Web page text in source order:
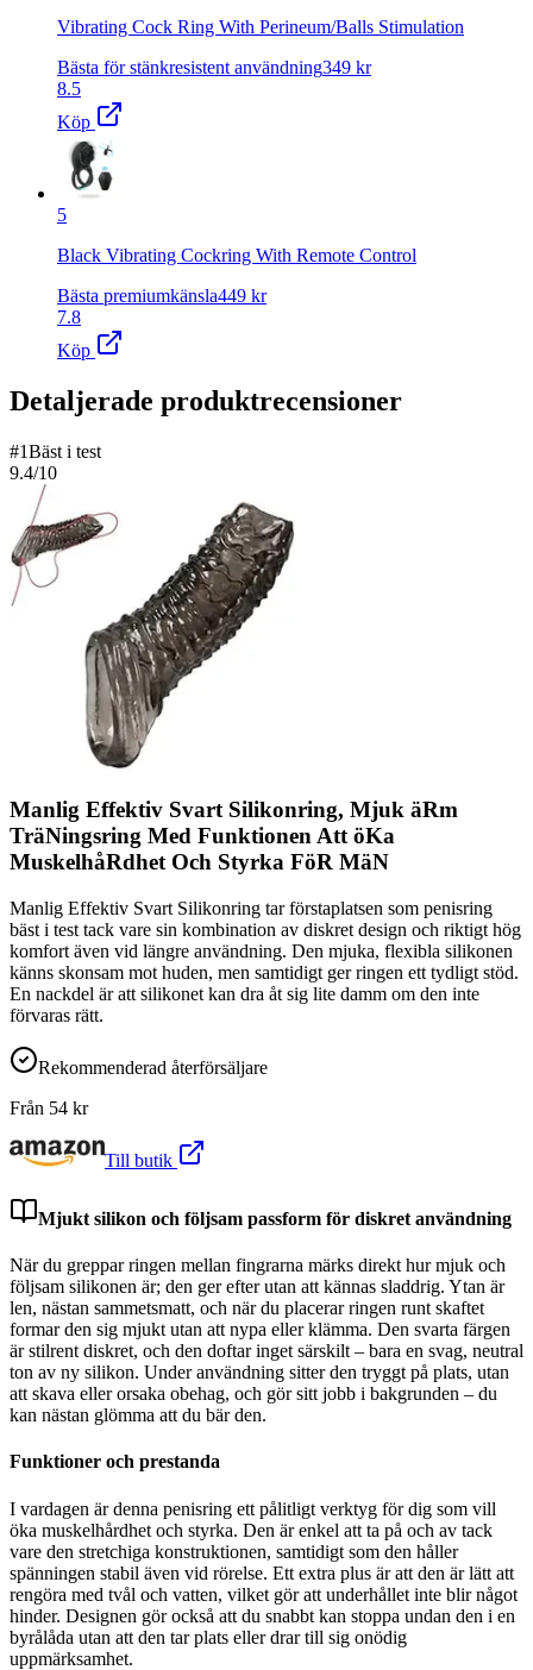
Vibrating Cock Ring With Perineum/Balls Stimulation
Bästa för stänkresistent användning349 kr
8.5
Köp
5
Black Vibrating Cockring With Remote Control
Bästa premiumkänsla449 kr
7.8
Köp
Detaljerade produktrecensioner
#1Bäst i test
9.4/10
Manlig Effektiv Svart Silikonring, Mjuk äRm
TräNingsring Med Funktionen Att öKa
MuskelhåRdhet Och Styrka FöR MäN
Manlig Effektiv Svart Silikonring tar förstaplatsen som penisring
bäst i test tack vare sin kombination av diskret design och riktigt hög
komfort även vid längre användning. Den mjuka, flexibla silikonen
känns skonsam mot huden, men samtidigt ger ringen ett tydligt stöd.
En nackdel är att silikonet kan dra åt sig lite damm om den inte
förvaras rätt.
Rekommenderad återförsäljare
Från 54 kr
Till butik
Mjukt silikon och följsam passform för diskret användning
När du greppar ringen mellan fingrarna märks direkt hur mjuk och
följsam silikonen är; den ger efter utan att kännas sladdrig. Ytan är
len, nästan sammetsmatt, och när du placerar ringen runt skaftet
formar den sig mjukt utan att nypa eller klämma. Den svarta färgen
är stilrent diskret, och den doftar inget särskilt – bara en svag, neutral
ton av ny silikon. Under användning sitter den tryggt på plats, utan
att skava eller orsaka obehag, och gör sitt jobb i bakgrunden – du
kan nästan glömma att du bär den.
Funktioner och prestanda
I vardagen är denna penisring ett pålitligt verktyg för dig som vill
öka muskelhårdhet och styrka. Den är enkel att ta på och av tack
vare den stretchiga konstruktionen, samtidigt som den håller
spänningen stabil även vid rörelse. Ett extra plus är att den är lätt att
rengöra med tvål och vatten, vilket gör att underhållet inte blir något
hinder. Designen gör också att du snabbt kan stoppa undan den i en
byrålåda utan att den tar plats eller drar till sig onödig
uppmärksamhet.